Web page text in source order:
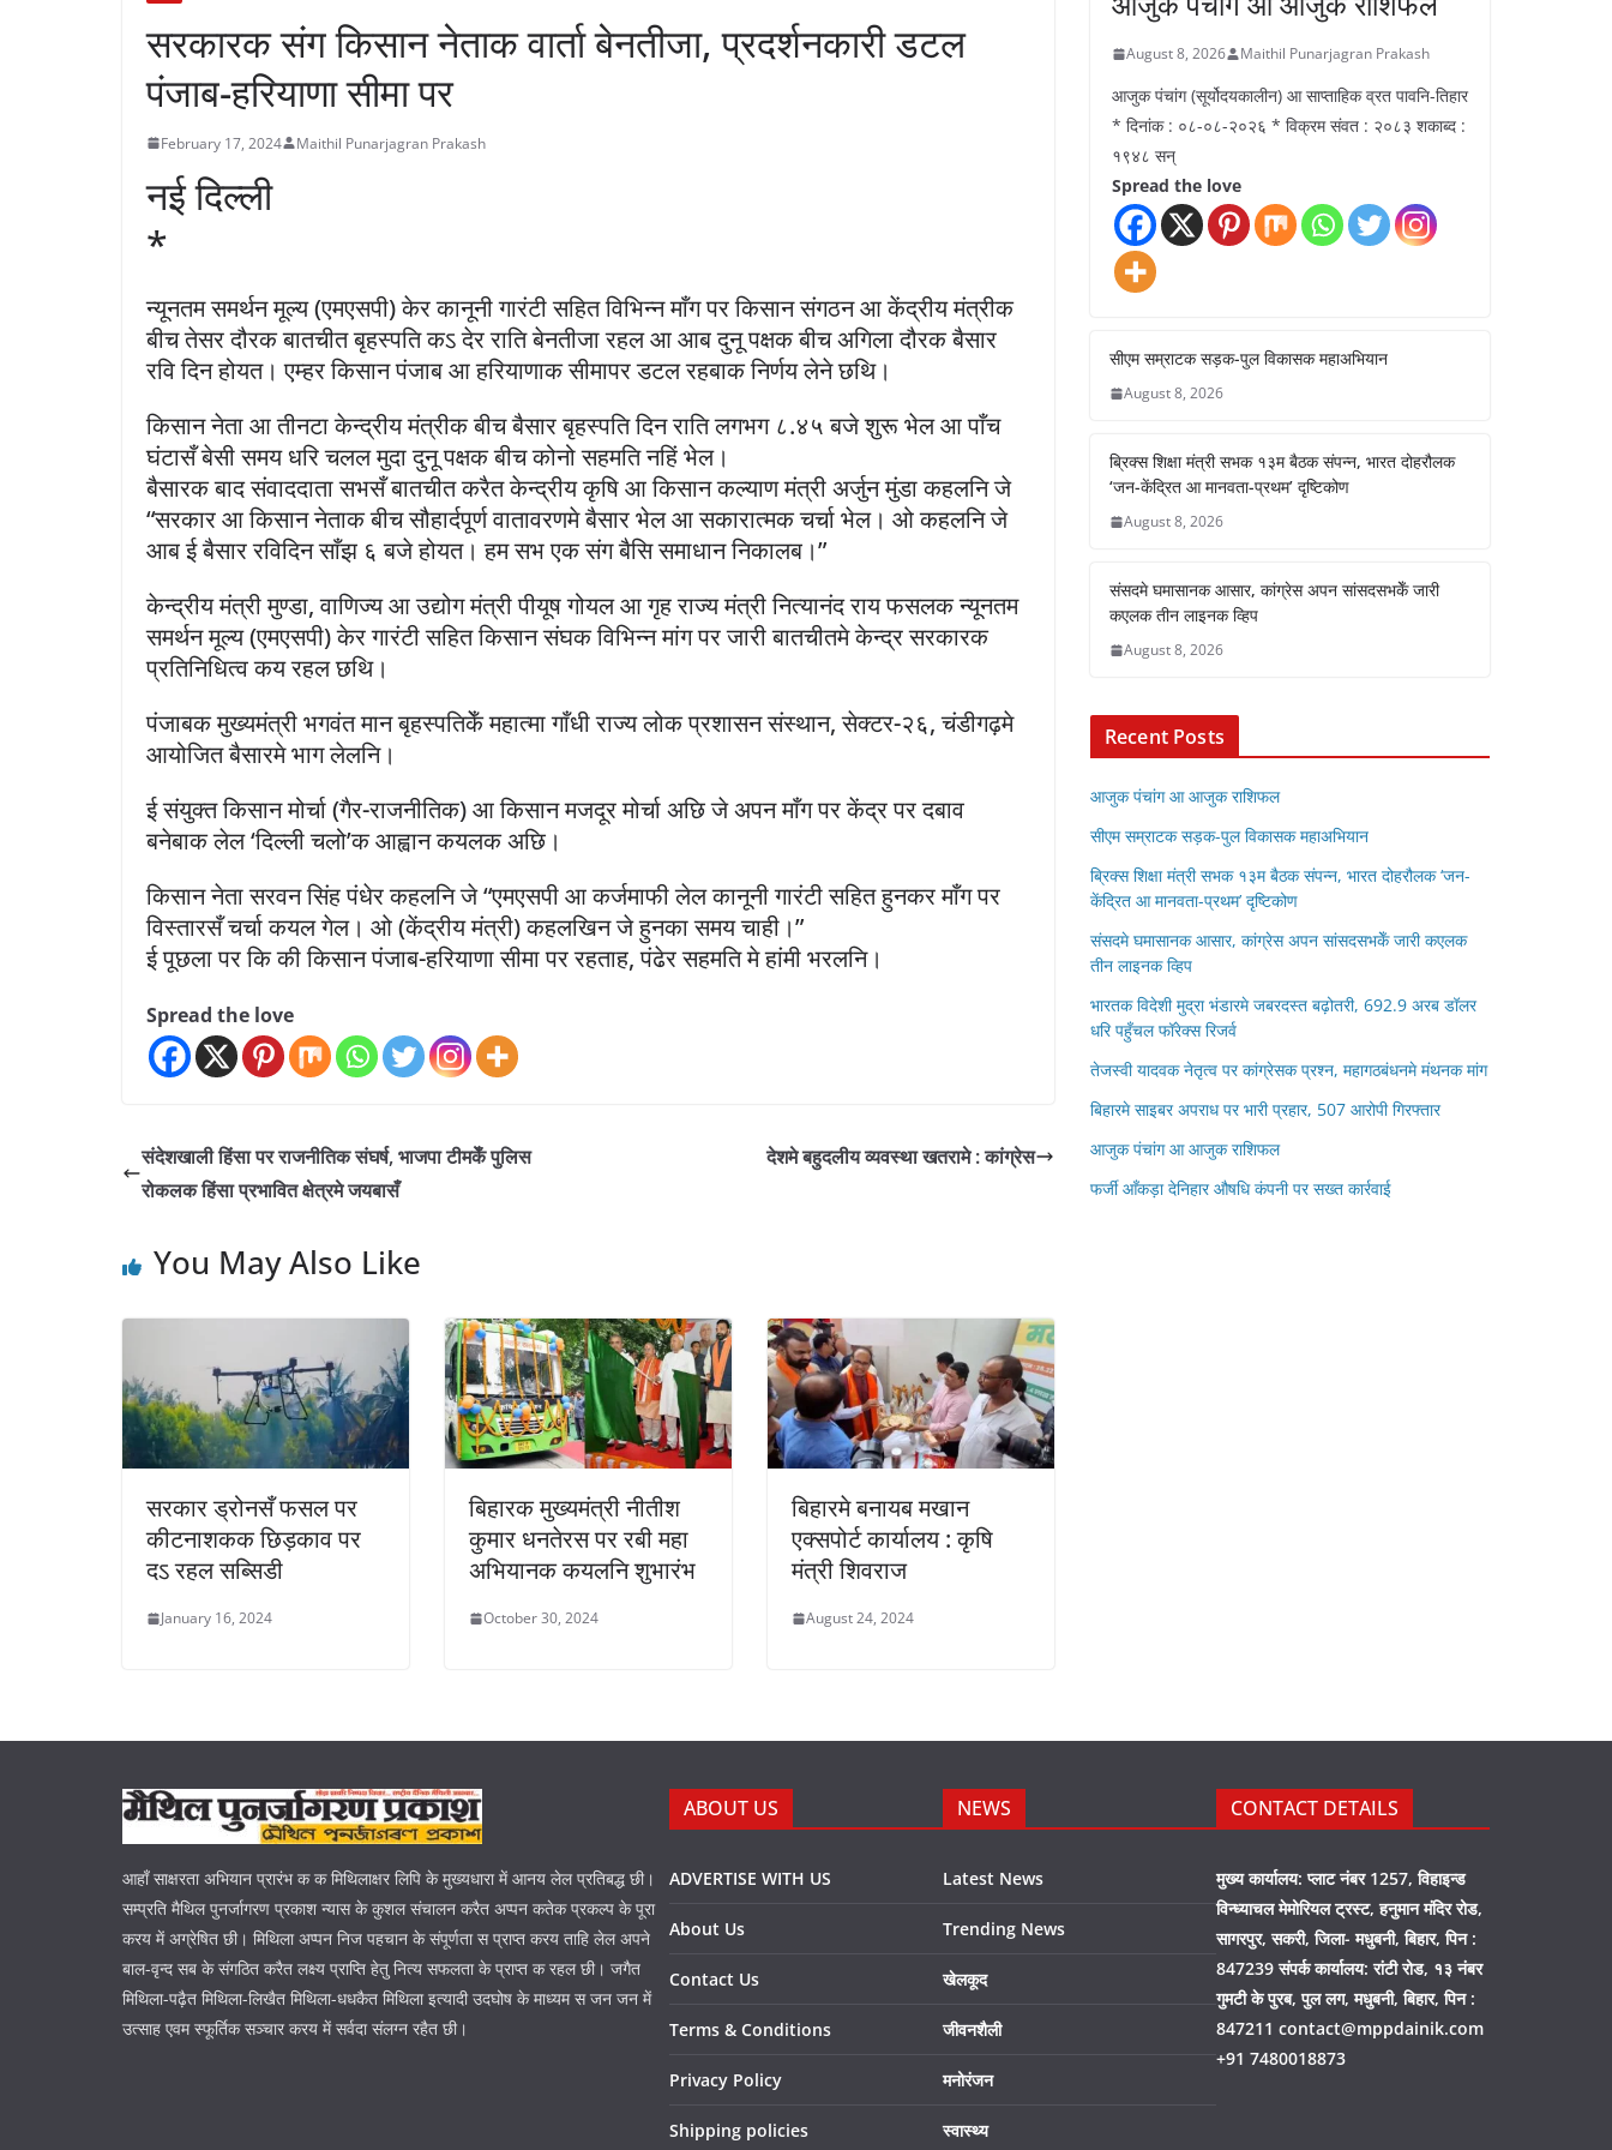
सरकारक संग किसान नेताक वार्ता बेनतीजा, प्रदर्शनकारी डटल
पंजाब-हरियाणा सीमा पर
February 17, 2024 Maithil Punarjagran Prakash
नई दिल्ली
*
न्यूनतम समर्थन मूल्य (एमएसपी) केर कानूनी गारंटी सहित विभिन्न माँग पर किसान संगठन आ केंद्रीय मंत्रीक
बीच तेसर दौरक बातचीत बृहस्पति कऽ देर राति बेनतीजा रहल आ आब दुनू पक्षक बीच अगिला दौरक बैसार
रवि दिन होयत। एम्हर किसान पंजाब आ हरियाणाक सीमापर डटल रहबाक निर्णय लेने छथि।
किसान नेता आ तीनटा केन्द्रीय मंत्रीक बीच बैसार बृहस्पति दिन राति लगभग ८.४५ बजे शुरू भेल आ पाँच
घंटासँ बेसी समय धरि चलल मुदा दुनू पक्षक बीच कोनो सहमति नहिं भेल।
बैसारक बाद संवाददाता सभसँ बातचीत करैत केन्द्रीय कृषि आ किसान कल्याण मंत्री अर्जुन मुंडा कहलनि जे
“सरकार आ किसान नेताक बीच सौहार्दपूर्ण वातावरणमे बैसार भेल आ सकारात्मक चर्चा भेल। ओ कहलनि जे
आब ई बैसार रविदिन साँझ ६ बजे होयत। हम सभ एक संग बैसि समाधान निकालब।”
केन्द्रीय मंत्री मुण्डा, वाणिज्य आ उद्योग मंत्री पीयूष गोयल आ गृह राज्य मंत्री नित्यानंद राय फसलक न्यूनतम
समर्थन मूल्य (एमएसपी) केर गारंटी सहित किसान संघक विभिन्न मांग पर जारी बातचीतमे केन्द्र सरकारक
प्रतिनिधित्व कय रहल छथि।
पंजाबक मुख्यमंत्री भगवंत मान बृहस्पतिकेँ महात्मा गाँधी राज्य लोक प्रशासन संस्थान, सेक्टर-२६, चंडीगढ़मे
आयोजित बैसारमे भाग लेलनि।
ई संयुक्त किसान मोर्चा (गैर-राजनीतिक) आ किसान मजदूर मोर्चा अछि जे अपन माँग पर केंद्र पर दबाव
बनेबाक लेल ‘दिल्ली चलो’क आह्वान कयलक अछि।
किसान नेता सरवन सिंह पंधेर कहलनि जे “एमएसपी आ कर्जमाफी लेल कानूनी गारंटी सहित हुनकर माँग पर
विस्तारसँ चर्चा कयल गेल। ओ (केंद्रीय मंत्री) कहलखिन जे हुनका समय चाही।”
ई पूछला पर कि की किसान पंजाब-हरियाणा सीमा पर रहताह, पंढेर सहमति मे हांमी भरलनि।
Spread the love
संदेशखाली हिंसा पर राजनीतिक संघर्ष, भाजपा टीमकेँ पुलिस
रोकलक हिंसा प्रभावित क्षेत्रमे जयबासँ
देशमे बहुदलीय व्यवस्था खतरामे : कांग्रेस
You May Also Like
सरकार ड्रोनसँ फसल पर
कीटनाशकक छिड़काव पर
दऽ रहल सब्सिडी
January 16, 2024
बिहारक मुख्यमंत्री नीतीश
कुमार धनतेरस पर रबी महा
अभियानक कयलनि शुभारंभ
October 30, 2024
बिहारमे बनायब मखान
एक्सपोर्ट कार्यालय : कृषि
मंत्री शिवराज
August 24, 2024
August 8, 2026 Maithil Punarjagran Prakash
आजुक पंचांग (सूर्योदयकालीन) आ साप्ताहिक व्रत पावनि-तिहार
* दिनांक : ०८-०८-२०२६ * विक्रम संवत : २०८३ शकाब्द :
१९४८ सन्
Spread the love
सीएम सम्राटक सड़क-पुल विकासक महाअभियान
August 8, 2026
ब्रिक्स शिक्षा मंत्री सभक १३म बैठक संपन्न, भारत दोहरौलक
‘जन-केंद्रित आ मानवता-प्रथम’ दृष्टिकोण
August 8, 2026
संसदमे घमासानक आसार, कांग्रेस अपन सांसदसभकेँ जारी
कएलक तीन लाइनक व्हिप
August 8, 2026
Recent Posts
आजुक पंचांग आ आजुक राशिफल
सीएम सम्राटक सड़क-पुल विकासक महाअभियान
ब्रिक्स शिक्षा मंत्री सभक १३म बैठक संपन्न, भारत दोहरौलक ‘जन-
केंद्रित आ मानवता-प्रथम’ दृष्टिकोण
संसदमे घमासानक आसार, कांग्रेस अपन सांसदसभकेँ जारी कएलक
तीन लाइनक व्हिप
भारतक विदेशी मुद्रा भंडारमे जबरदस्त बढ़ोतरी, 692.9 अरब डॉलर
धरि पहुँचल फॉरेक्स रिजर्व
तेजस्वी यादवक नेतृत्व पर कांग्रेसक प्रश्न, महागठबंधनमे मंथनक मांग
बिहारमे साइबर अपराध पर भारी प्रहार, 507 आरोपी गिरफ्तार
आजुक पंचांग आ आजुक राशिफल
फर्जी आँकड़ा देनिहार औषधि कंपनी पर सख्त कार्रवाई
आहाँ साक्षरता अभियान प्रारंभ क क मिथिलाक्षर लिपि के मुख्यधारा में आनय लेल प्रतिबद्ध छी।
सम्प्रति मैथिल पुनर्जागरण प्रकाश न्यास के कुशल संचालन करैत अप्पन कतेक प्रकल्प के पूरा
करय में अग्रेषित छी। मिथिला अप्पन निज पहचान के संपूर्णता स प्राप्त करय ताहि लेल अपने
बाल-वृन्द सब के संगठित करैत लक्ष्य प्राप्ति हेतु नित्य सफलता के प्राप्त क रहल छी। जगैत
मिथिला-पढ़ैत मिथिला-लिखैत मिथिला-धधकैत मिथिला इत्यादी उदघोष के माध्यम स जन जन में
उत्साह एवम स्फूर्तिक सञ्चार करय में सर्वदा संलग्न रहैत छी।
ABOUT US
ADVERTISE WITH US
About Us
Contact Us
Terms & Conditions
Privacy Policy
Shipping policies
NEWS
Latest News
Trending News
खेलकूद
जीवनशैली
मनोरंजन
स्वास्थ्य
CONTACT DETAILS
मुख्य कार्यालय: प्लाट नंबर 1257, विहाइन्ड
विन्ध्याचल मेमोरियल ट्रस्ट, हनुमान मंदिर रोड,
सागरपुर, सकरी, जिला- मधुबनी, बिहार, पिन :
847239 संपर्क कार्यालय: रांटी रोड, १३ नंबर
गुमटी के पुरब, पुल लग, मधुबनी, बिहार, पिन :
847211 contact@mppdainik.com
+91 7480018873